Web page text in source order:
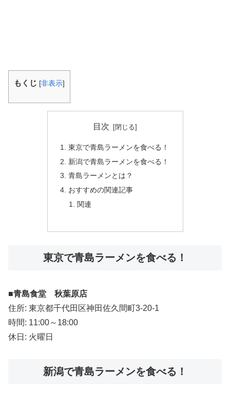
もくじ [非表示]
目次
東京で青島ラーメンを食べる！
新潟で青島ラーメンを食べる！
青島ラーメンとは？
おすすめの関連記事
関連
東京で青島ラーメンを食べる！
■青島食堂 秋葉原店
住所: 東京都千代田区神田佐久間町3-20-1
時間: 11:00～18:00
休日: 火曜日
新潟で青島ラーメンを食べる！